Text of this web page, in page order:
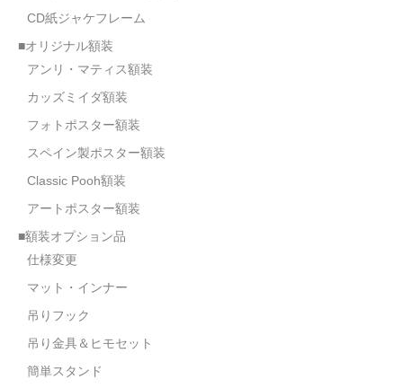
CD紙ジャケフレーム
■オリジナル額装
アンリ・マティス額装
カッズミイダ額装
フォトポスター額装
スペイン製ポスター額装
Classic Pooh額装
アートポスター額装
■額装オプション品
仕様変更
マット・インナー
吊りフック
吊り金具＆ヒモセット
簡単スタンド